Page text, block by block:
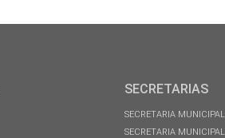
SECRETARIAS
SECRETARIA
SECRETARIA